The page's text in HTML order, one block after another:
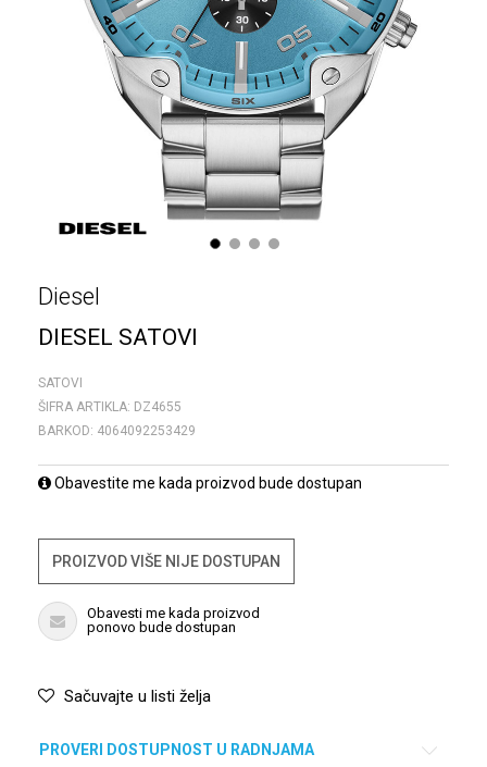
1 2 3 4
Diesel
DIESEL SATOVI
SATOVI
ŠIFRA ARTIKLA: DZ4655
BARKOD: 4064092253429
Obavestite me kada proizvod bude dostupan
PROIZVOD VIŠE NIJE DOSTUPAN
Obavesti me kada proizvod
ponovo bude dostupan
Sačuvajte u listi želja
PROVERI DOSTUPNOST U RADNJAMA